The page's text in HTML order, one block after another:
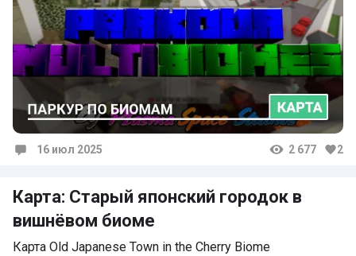
16 июл 2025 2 677 2
Карта: Старый японский городок в
вишнёвом биоме
Карта Old Japanese Town in the Cherry Biome